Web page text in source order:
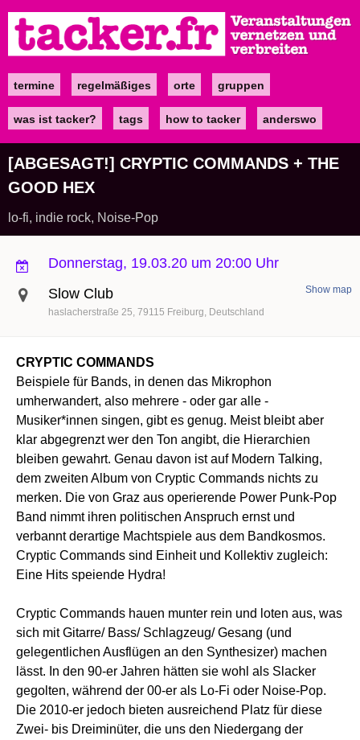
zum
Inhalt
Maintermine regelmäßiges orte gruppen
was ist tacker? tags how to tacker anderswo
[ABGESAGT!] CRYPTIC COMMANDS + THE
GOOD HEX
lo-fi, indie rock, Noise-Pop
Donnerstag, 19.03.20 um 20:00 Uhr
Slow Club
haslacherstraße 25 79115 Freiburg Deutschland
Show map
CRYPTIC COMMANDS
Beispiele für Bands, in denen das Mikrophon
umherwandert, also mehrere - oder gar alle -
Musiker*innen singen, gibt es genug. Meist bleibt aber
klar abgegrenzt wer den Ton angibt, die Hierarchien
bleiben gewahrt. Genau davon ist auf Modern Talking,
dem zweiten Album von Cryptic Commands nichts zu
merken. Die von Graz aus operierende Power Punk-Pop
Band nimmt ihren politischen Anspruch ernst und
verbannt derartige Machtspiele aus dem Bandkosmos.
Cryptic Commands sind Einheit und Kollektiv zugleich:
Eine Hits speiende Hydra!
Cryptic Commands hauen munter rein und loten aus, was
sich mit Gitarre/ Bass/ Schlagzeug/ Gesang (und
gelegentlichen Ausflügen an den Synthesizer) machen
lässt. In den 90-er Jahren hätten sie wohl als Slacker
gegolten, während der 00-er als Lo-Fi oder Noise-Pop.
Die 2010-er jedoch bieten ausreichend Platz für diese
Zwei- bis Dreiminüter, die uns den Niedergang der